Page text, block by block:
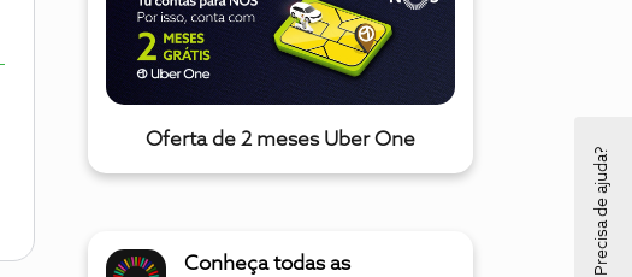
Oferta de 2 meses Uber One
Conheça todas as
Precisa de ajuda?